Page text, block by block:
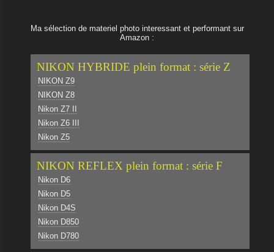
Ma sélection de materiel photo interessant et performant sur
Amazon :
NIKON HYBRIDE plein format : série Z
NIKON Z9
NIKON Z8
Nikon Z7 II
Nikon Z6 III
Nikon Z5
NIKON REFLEX plein format : série F
Nikon D6
Nikon D5
Nikon D4S
Nikon D850
Nikon D780